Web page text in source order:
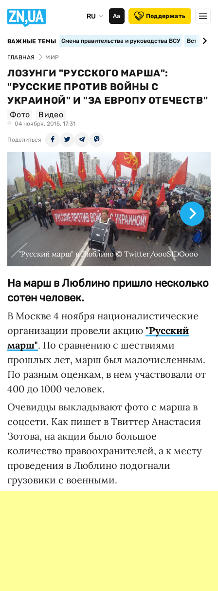
RU Аа Поддержать
ВАЖНЫЕ ТЕМЫ Смена правительства и руководства ВСУ
ГЛАВНАЯ МИР
ЛОЗУНГИ "РУССКОГО МАРША":
"РУССКИЕ ПРОТИВ ВОЙНЫ С
УКРАИНОЙ" И "ЗА ЕВРОПУ ОТЕЧЕСТВ"
Фото Видео
04 ноября, 2015, 17:31
Поделиться
"Русский марш" в Люблино © Twitter/oooSIDOooo
На марш в Люблино пришло несколько
сотен человек.
В Москве 4 ноября националистические
организации провели акцию "Русский
марш". По сравнению с шествиями
прошлых лет, марш был малочисленным.
По разным оценкам, в нем участвовали от
400 до 1000 человек.
Очевидцы выкладывают фото с марша в
соцсети. Как пишет в Твиттер Анастасия
Зотова, на акции было большое
количество правоохранителей, а к месту
проведения в Люблино подогнали
грузовики с военными.